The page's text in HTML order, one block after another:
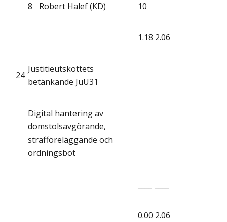
8 Robert Halef (KD) 10
1.18 2.06
24
Justitieutskottets
betänkande JuU31
Digital hantering av
domstolsavgörande,
strafföreläggande och
ordningsbot
0.00 2.06